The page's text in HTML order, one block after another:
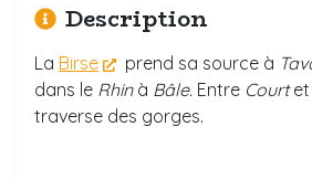
Description
La Birse prend sa source à
dans le Rhinà Bâle. Entre Courtet
traverse des gorges.